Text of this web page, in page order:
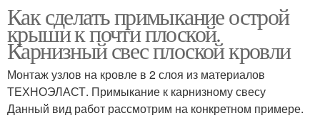
Как сделать примыкание острой
крыши к почти плоской.
Карнизный свес плоской кровли
Монтаж узлов на кровле в 2 слоя из материалов
ТЕХНОЭЛАСТ. Примыкание к карнизному свесу
Данный вид работ рассмотрим на конкретном примере.